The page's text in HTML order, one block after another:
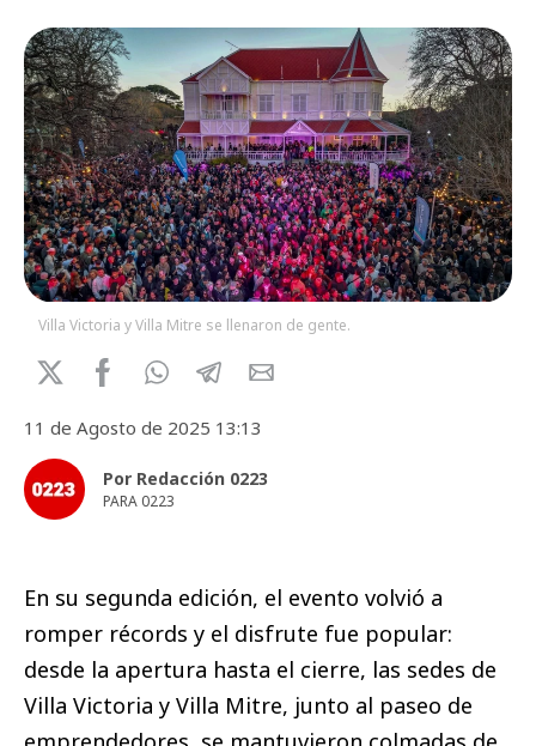
Villa Victoria y Villa Mitre se llenaron de gente.
11 de Agosto de 2025 13:13
Por Redacción 0223
PARA 0223
En su segunda edición, el evento volvió a
romper récords y el disfrute fue popular:
desde la apertura hasta el cierre, las sedes de
Villa Victoria y Villa Mitre, junto al paseo de